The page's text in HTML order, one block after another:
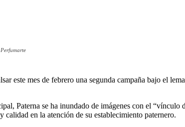
este mes de febrero una segunda campaña bajo el lema
Paterna se ha inundado de imágenes con el
en la atención de su establecimiento paternero.